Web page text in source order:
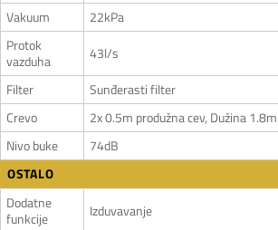
Vakuum
22kPa
Protok
vazduha
43l/s
Filter
Sunđerasti filter
Crevo
2x 0.5m produžna cev, Dužina 1.8m
Nivo buke
74dB
OSTALO
Dodatne
funkcije
Izduvavanje